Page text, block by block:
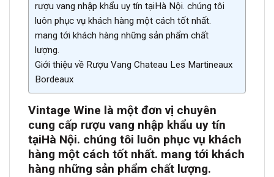
rượu vang nhập khẩu uy tín tạiHà Nội. chúng tôi
luôn phục vụ khách hàng một cách tốt nhất.
mang tới khách hàng những sản phẩm chất
lượng.
Giới thiệu về Rượu Vang Chateau Les Martineaux
Bordeaux
Vintage Wine là một đơn vị chuyên
cung cấp rượu vang nhập khẩu uy tín
tạiHà Nội. chúng tôi luôn phục vụ khách
hàng một cách tốt nhất. mang tới khách
hàng những sản phẩm chất lượng.